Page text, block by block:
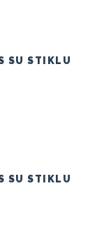
SU STIKLU
SU STIKLU